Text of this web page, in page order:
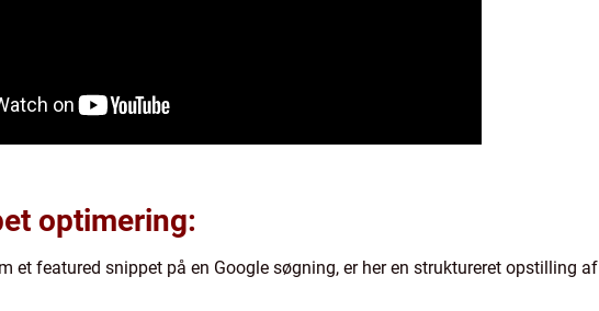
optimering:
et featured snippet på en Google søgning, er her en struktureret opstilling af